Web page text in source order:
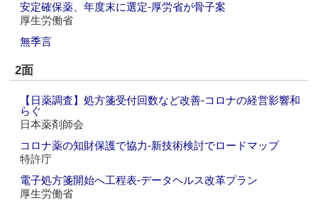
安定確保薬、年度末に選定‐厚労省が骨子案
厚生労働省
無季言
2面
【日薬調査】処方箋受付回数など改善‐コロナの経営影響和
らぐ
日本薬剤師会
コロナ薬の知財保護で協力‐新技術検討でロードマップ
特許庁
電子処方箋開始へ工程表‐データヘルス改革プラン
厚生労働省